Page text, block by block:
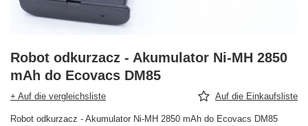
Robot odkurzacz - Akumulator Ni-MH 2850
mAh do Ecovacs DM85
+ Auf die vergleichsliste Auf die Einkaufsliste
Robot odkurzacz - Akumulator Ni-MH 2850 mAh do Ecovacs DM85